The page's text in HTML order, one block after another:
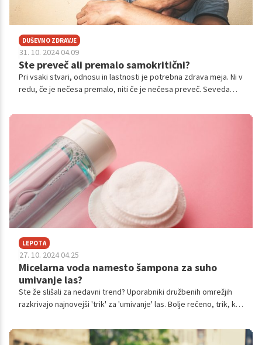
DUŠEVNO ZDRAVJE
31. 10. 2024 04.09
Ste preveč ali premalo samokritični?
Pri vsaki stvari, odnosu in lastnosti je potrebna zdrava meja. Ni v
redu, če je nečesa premalo, niti če je nečesa preveč. Seveda
premalo oz. preveč.
LEPOTA
27. 10. 2024 04.25
Micelarna voda namesto šampona za suho
umivanje las?
Ste že slišali za nedavni trend? Uporabniki družbenih omrežjih
razkrivajo najnovejši 'trik' za 'umivanje' las. Bolje rečeno, trik, ki